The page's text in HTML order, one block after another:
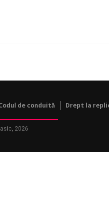
de conduită Drept la
2026